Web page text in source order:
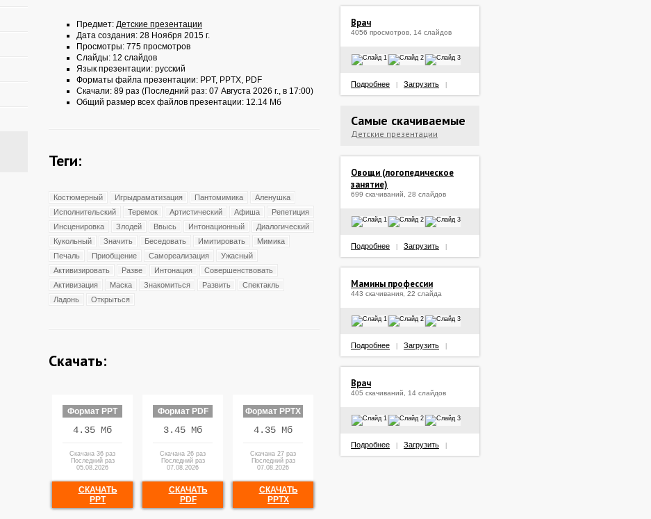
Предмет: Детские презентации
Дата создания: 28 Ноября 2015 г.
Просмотры: 775 просмотров
Слайды: 12 слайдов
Язык презентации: русский
Форматы файла презентации: PPT, PPTX, PDF
Скачали: 89 раз (Последний раз: 07 Августа 2026 г., в 17:00)
Общий размер всех файлов презентации: 12.14 Мб
Теги:
Костюмерный Игрыдраматизация Пантомимика
Аленушка
Исполнительский
Теремок Артистический Афиша
Репетиция
Инсценировка
Злодей Ввысь Интонационный
Диалогический
Кукольный
Значить Беседовать Имитировать
Мимика
Печаль
Приобщение Самореализация
Ужасный
Активизировать
Разве Интонация
Совершенствовать
Активизация
Маска Знакомиться Развить
Спектакль
Ладонь
Открыться
Скачать:
Формат PPT
4.35 Мб
Скачана 36 раз
Последний раз
05.08.2026
СКАЧАТЬ
PPT
Формат PDF
3.45 Мб
Скачана 26 раз
Последний раз
07.08.2026
СКАЧАТЬ
PDF
Формат PPTX
4.35 Мб
Скачана 27 раз
Последний раз
07.08.2026
СКАЧАТЬ
PPTX
Врач
4056 просмотров, 14 слайдов
Подробнее Загрузить
Самые скачиваемые
Детские презентации
Овощи (логопедическое
занятие)
699 скачиваний, 28 слайдов
Подробнее Загрузить
Мамины профессии
443 скачивания, 22 слайда
Подробнее Загрузить
Врач
405 скачиваний, 14 слайдов
Подробнее Загрузить